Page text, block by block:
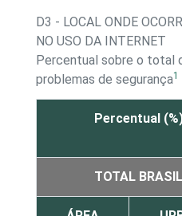
D3 - LOCAL ONDE
NO USO DA INTERNET
Percentual sobre o total
problemas de segurança1
Percentual
TOTAL BRASIL